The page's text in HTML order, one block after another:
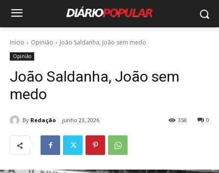
Início Opinião João Saldanha, João sem medo
Opinião
João Saldanha, João sem
medo
By Redação junho 23, 2026 0
358